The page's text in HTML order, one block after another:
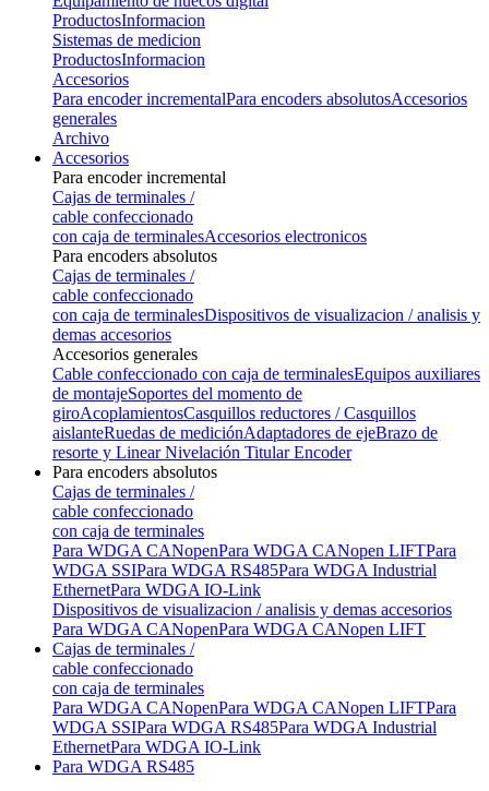
ProductosInformacion
Sistemas de medicion
ProductosInformacion
Accesorios
Para encoder incrementalPara encoders absolutosAccesorios
generales
Archivo
Accesorios
Para encoder incremental
Cajas de terminales /
cable confeccionado
con caja de terminalesAccesorios electronicos
Para encoders absolutos
Cajas de terminales /
cable confeccionado
con caja de terminalesDispositivos de visualizacion / analisis y
demas accesorios
Accesorios generales
Cable confeccionado con caja de terminalesEquipos auxiliares
de montajeSoportes del momento de
giroAcoplamientosCasquillos reductores / Casquillos
aislanteRuedas de mediciónAdaptadores de ejeBrazo de
resorte y Linear Nivelación Titular Encoder
Para encoders absolutos
Cajas de terminales /
cable confeccionado
con caja de terminales
Para WDGA CANopenPara WDGA CANopen LIFTPara
WDGA SSIPara WDGA RS485Para WDGA Industrial
EthernetPara WDGA IO-Link
Dispositivos de visualizacion / analisis y demas accesorios
Para WDGA CANopenPara WDGA CANopen LIFT
Cajas de terminales /
cable confeccionado
con caja de terminales
Para WDGA CANopenPara WDGA CANopen LIFTPara
WDGA SSIPara WDGA RS485Para WDGA Industrial
EthernetPara WDGA IO-Link
Para WDGA RS485